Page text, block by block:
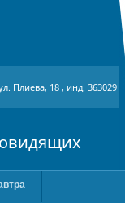
Плиева, 18 , инд. 363029